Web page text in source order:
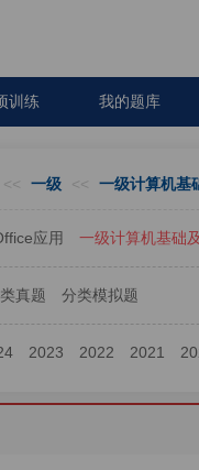
训练 我的题库
<< 一级 << 一级计算机基
应用 一级计算机基础
真题 分类模拟题
2023 2022 2021